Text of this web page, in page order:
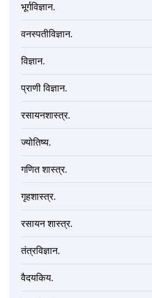
भूर्गविज्ञान.
वनस्पतीविज्ञान.
विज्ञान.
प्राणी विज्ञान.
रसायनशास्त्र.
ज्योतिष्य.
गणित शास्त्र.
गृहशास्त्र.
रसायन शास्त्र.
तंत्रविज्ञान.
वैदयकिय.